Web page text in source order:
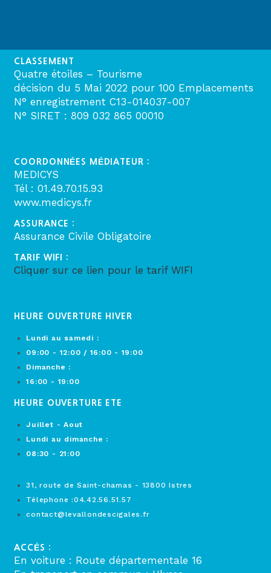
CLASSEMENT
Quatre étoiles – Tourisme
décision du 5 Mai 2022 pour 100 Emplacements
N° enregistrement C13-014037-007
N° SIRET : 809 032 865 00010
COORDONNÉES MÉDIATEUR :
MEDICYS
Tél : 01.49.70.15.93
www.medicys.fr
ASSURANCE :
Assurance Civile Obligatoire
TARIF WIFI :
Cliquer sur ce lien pour le tarif WIFI
HEURE OUVERTURE HIVER
Lundi au samedi :
09:00 - 12:00 / 16:00 - 19:00
Dimanche :
16:00 - 19:00
HEURE OUVERTURE ETE
Juillet - Aout
Lundi au dimanche :
08:30 - 21:00
31, route de Saint-chamas - 13800 Istres
Télephone :04.42.56.51.57
contact@levallondescigales.fr
ACCÉS :
En voiture : Route départementale 16